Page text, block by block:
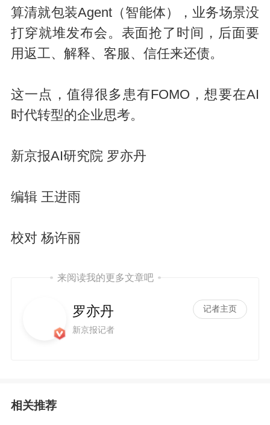
算清就包装Agent（智能体），业务场景没
打穿就堆发布会。表面抢了时间，后面要
用返工、解释、客服、信任来还债。
这一点，值得很多患有FOMO，想要在AI
时代转型的企业思考。
新京报AI研究院 罗亦丹
编辑 王进雨
校对 杨许丽
来阅读我的更多文章吧
罗亦丹
新京报记者
记者主页
相关推荐